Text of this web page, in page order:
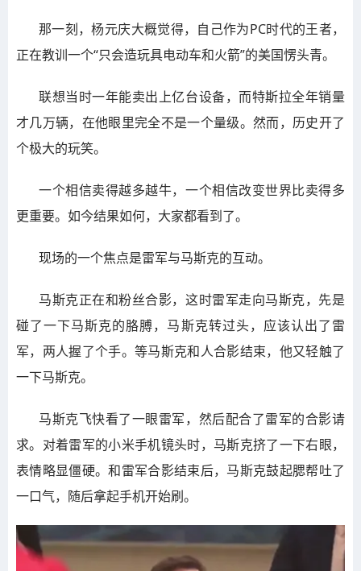
那一刻，杨元庆大概觉得，自己作为PC时代的王者，
正在教训一个“只会造玩具电动车和火箭”的美国愣头青。
联想当时一年能卖出上亿台设备，而特斯拉全年销量
才几万辆，在他眼里完全不是一个量级。然而，历史开了
个极大的玩笑。
一个相信卖得越多越牛，一个相信改变世界比卖得多
更重要。如今结果如何，大家都看到了。
现场的一个焦点是雷军与马斯克的互动。
马斯克正在和粉丝合影，这时雷军走向马斯克，先是
碰了一下马斯克的胳膊，马斯克转过头，应该认出了雷
军，两人握了个手。等马斯克和人合影结束，他又轻触了
一下马斯克。
马斯克飞快看了一眼雷军，然后配合了雷军的合影请
求。对着雷军的小米手机镜头时，马斯克挤了一下右眼，
表情略显僵硬。和雷军合影结束后，马斯克鼓起腮帮吐了
一口气，随后拿起手机开始刷。